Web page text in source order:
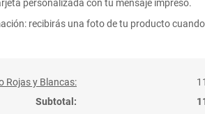
personalizada con tu mensaje impreso.
recibirás una foto de tu producto
Rojas y Blancas:
Subtotal: